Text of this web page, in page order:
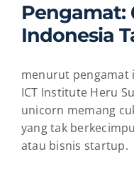
Pengamat:
Indonesia
menurut pengamat
ICT Institute Heru
unicorn memang
yang tak
atau bisnis startup.